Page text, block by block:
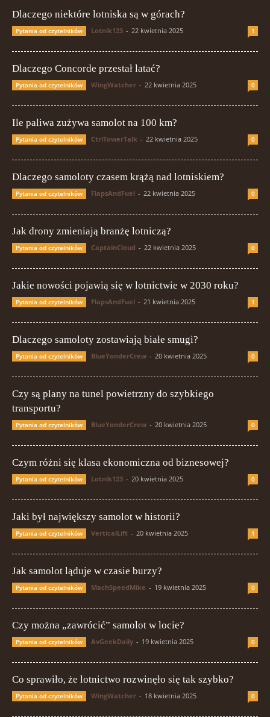
Dlaczego niektóre lotniska są w górach?
Pytania od czytelników Lotnik123 - 22 kwietnia 2025 1
Dlaczego Concorde przestał latać?
Pytania od czytelników WingWatcher - 22 kwietnia 2025 0
Ile paliwa zużywa samolot na 100 km?
Pytania od czytelników CtrlTowerTalk - 22 kwietnia 2025 0
Dlaczego samoloty czasem krążą nad lotniskiem?
Pytania od czytelników FlapsAndFuel - 22 kwietnia 2025 0
Jak drony zmieniają branżę lotniczą?
Pytania od czytelników CaptainCloud - 22 kwietnia 2025 0
Jakie nowości pojawią się w lotnictwie w 2030 roku?
Pytania od czytelników FlapsAndFuel - 21 kwietnia 2025 1
Dlaczego samoloty zostawiają białe smugi?
Pytania od czytelników BlueYonderCrew - 20 kwietnia 2025 0
Czy są plany na tunel powietrzny do szybkiego
transportu?
Pytania od czytelników BlueYonderCrew - 20 kwietnia 2025 0
Czym różni się klasa ekonomiczna od biznesowej?
Pytania od czytelników Lotnik123 - 20 kwietnia 2025 0
Jaki był największy samolot w historii?
Pytania od czytelników VerticalLift - 20 kwietnia 2025 1
Jak samolot ląduje w czasie burzy?
Pytania od czytelników MachSpeedMike - 19 kwietnia 2025 0
Czy można „zawrócić” samolot w locie?
Pytania od czytelników AvGeekDaily - 19 kwietnia 2025 0
Co sprawiło, że lotnictwo rozwinęło się tak szybko?
Pytania od czytelników WingWatcher - 18 kwietnia 2025 0